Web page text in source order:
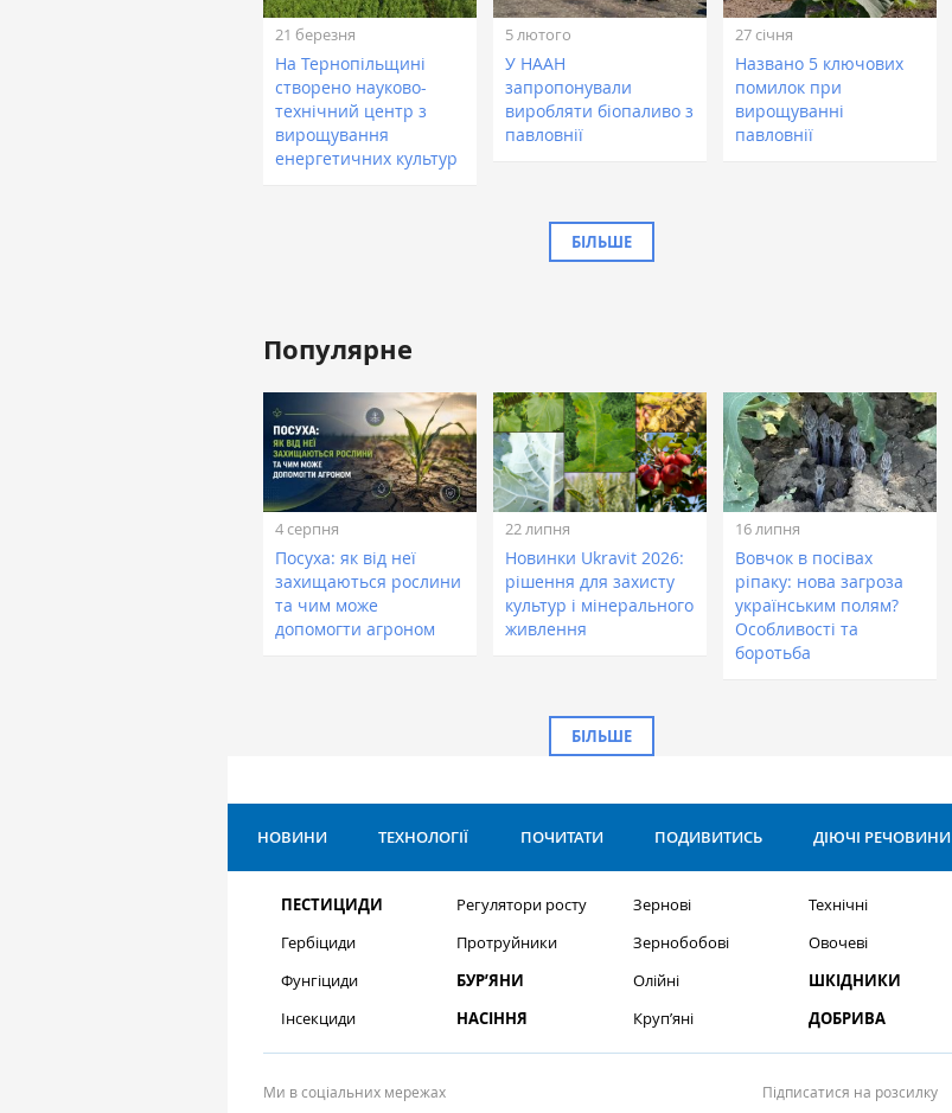
21 березня
На Тернопільщині
створено науково-
технічний центр з
вирощування
енергетичних культур
5 лютого
У НААН
запропонували
виробляти біопаливо з
павловнії
27 січня
Названо 5 ключових
помилок при
вирощуванні
павловнії
БІЛЬШЕ
Популярне
4 серпня
Посуха: як від неї
захищаються рослини
та чим може
допомогти агроном
22 липня
Новинки Ukravit 2026:
рішення для захисту
культур і мінерального
живлення
16 липня
Вовчок в посівах
ріпаку: нова загроза
українським полям?
Особливості та
боротьба
БІЛЬШЕ
НОВИНИ ТЕХНОЛОГІЇ ПОЧИТАТИ ПОДИВИТИСЬ ДІЮЧІ РЕЧОВИНИ
ПЕСТИЦИДИ
Гербіциди
Фунгіциди
Інсекциди
Регулятори росту
Протруйники
БУР’ЯНИ
НАСІННЯ
Зернові
Зернобобові
Олійні
Круп’яні
Технічні
Овочеві
ШКІДНИКИ
ДОБРИВА
Ми в соціальних мережах Підписатися на розсилку